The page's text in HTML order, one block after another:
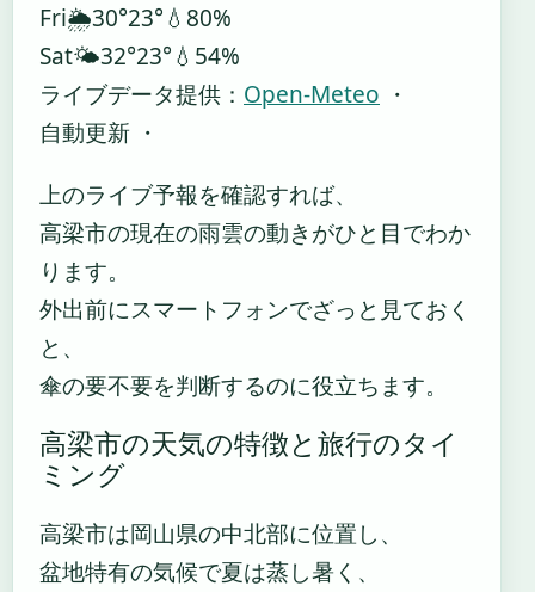
Fri🌦️30°23°💧80%
Sat🌤️32°23°💧54%
ライブデータ提供： Open-Meteo ・
自動更新 ・
上のライブ予報を確認すれば、
高梁市の現在の雨雲の動きがひと目でわか
ります。
外出前にスマートフォンでざっと見ておく
と、
傘の要不要を判断するのに役立ちます。
高梁市の天気の特徴と旅行のタイ
ミング
高梁市は岡山県の中北部に位置し、
盆地特有の気候で夏は蒸し暑く、